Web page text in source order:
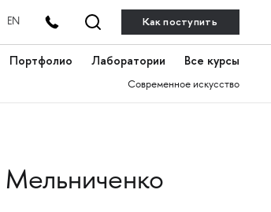
EN Как поступить
Портфолио Лаборатории Все курсы
Современное искусство
Мельниченко